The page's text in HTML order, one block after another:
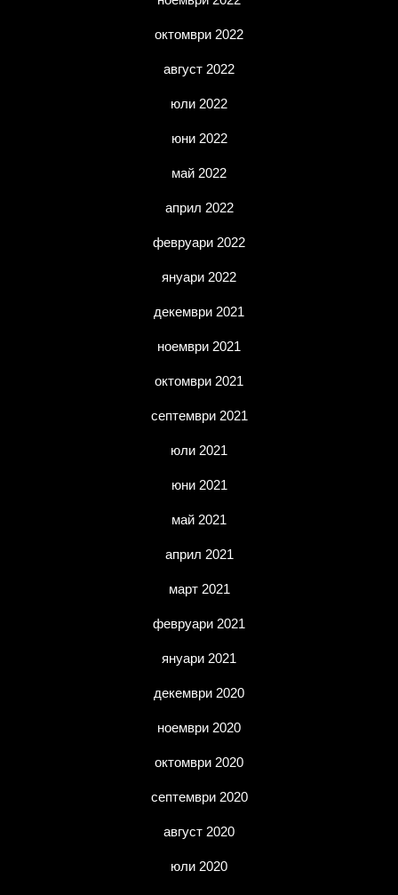
октомври 2022
август 2022
юли 2022
юни 2022
май 2022
април 2022
февруари 2022
януари 2022
декември 2021
ноември 2021
октомври 2021
септември 2021
юли 2021
юни 2021
май 2021
април 2021
март 2021
февруари 2021
януари 2021
декември 2020
ноември 2020
октомври 2020
септември 2020
август 2020
юли 2020